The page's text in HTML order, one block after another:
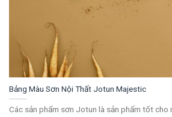
Bảng Màu Sơn Nội Thất Jotun Majestic
Các sản phẩm sơn Jotun là sản phẩm tốt cho